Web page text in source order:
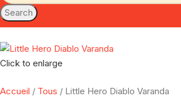
Search
Click to enlarge
Accueil Tous Little Hero Diablo Varanda